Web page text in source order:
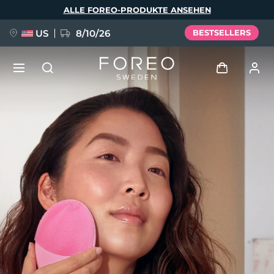
ALLE FOREO-PRODUKTE ANSEHEN
US 8/10/26 BESTSELLERS
Benutzerkonto
Meine Geräte
Meine Bestellungen
Meine Adressen
Meine Abonnements
FAQ™ Pure Beauty-Tech Elixir
BREAKING NEWS
issa™ Teeth Whitening Set
Sprache
English Deutsch
Español
Français
Italiano
Português
Polski
Svenska
Русский
Türkçe
简体中文 繁體中文